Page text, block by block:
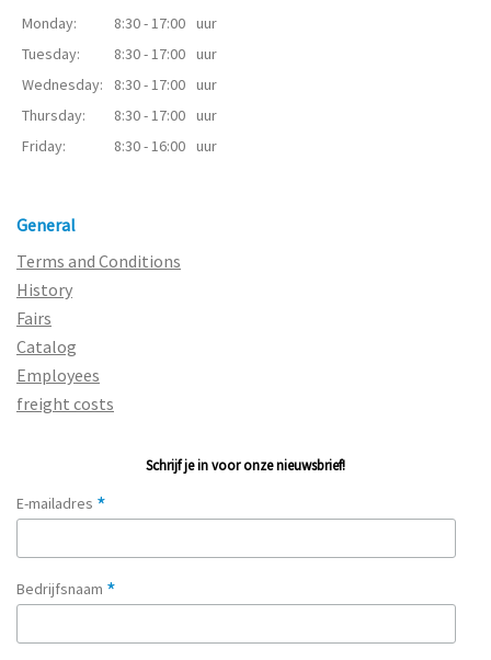
Monday: 8:30 - 17:00 uur
Tuesday:
8:30 - 17:00 uur
Wednesday:
8:30 - 17:00 uur
Thursday:
8:30 - 17:00 uur
Friday:
8:30 - 16:00 uur
General
Terms and Conditions
History
Fairs
Catalog
Employees
freight costs
Schrijf je in voor onze nieuwsbrief!
E-mailadres *
Bedrijfsnaam *